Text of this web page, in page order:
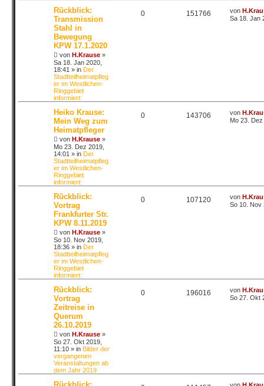
Rückblick:
Transmission
Stahl in
Bewegung
KPW 17.1.2020
von H.Krause »
Sa 18. Jan 2020,
18:41 » in Der
Stadtteilheimatpfleg
er im Westlichen-
Ringgebiet
informiert:
0 151766 von
Sa 18. Jan
Heiko Krause:
Mein Weg zum
Heimatpfleger
von H.Krause »
Mo 23. Dez 2019,
14:01 » in Der
Stadtteilheimatpfleg
er im Westlichen-
Ringgebiet
informiert:
0 143706 von
Mo 23.
Rückblick:
Vortrag
Frankfurter Str.
KPW 8.11.2019
von H.Krause »
So 10. Nov 2019,
18:36 » in Der
Stadtteilheimatpfleg
er im Westlichen-
Ringgebiet
informiert:
0 107120 von
So 10. Nov
Rückblick:
Vortrag
Zeitreise in
Querum
26.10.2019
von H.Krause »
So 27. Okt 2019,
11:10 » in Bilder der
vergangenen
Veranstaltungen ab
dem Jahr 2019
0 196016 von
So 27. Okt